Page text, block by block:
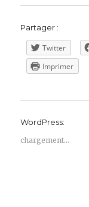
Partager :
Twitter
Imprimer
WordPress:
chargement…